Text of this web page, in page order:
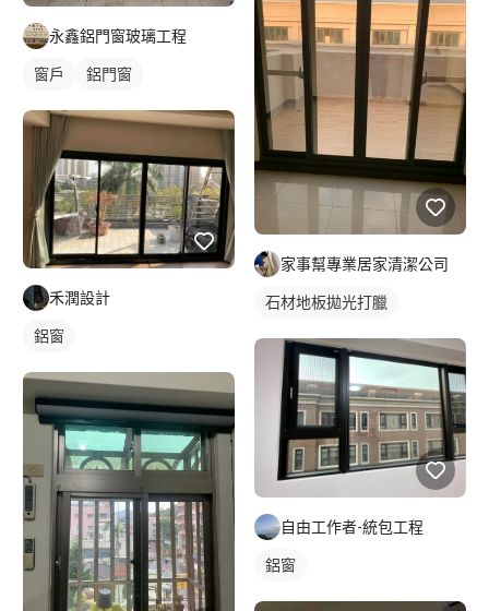
永鑫鋁門窗玻璃工程
窗戶 鋁門窗
禾潤設計
鋁窗
家事幫專業居家清潔公司
石材地板拋光打臘
自由工作者-統包工程
鋁窗